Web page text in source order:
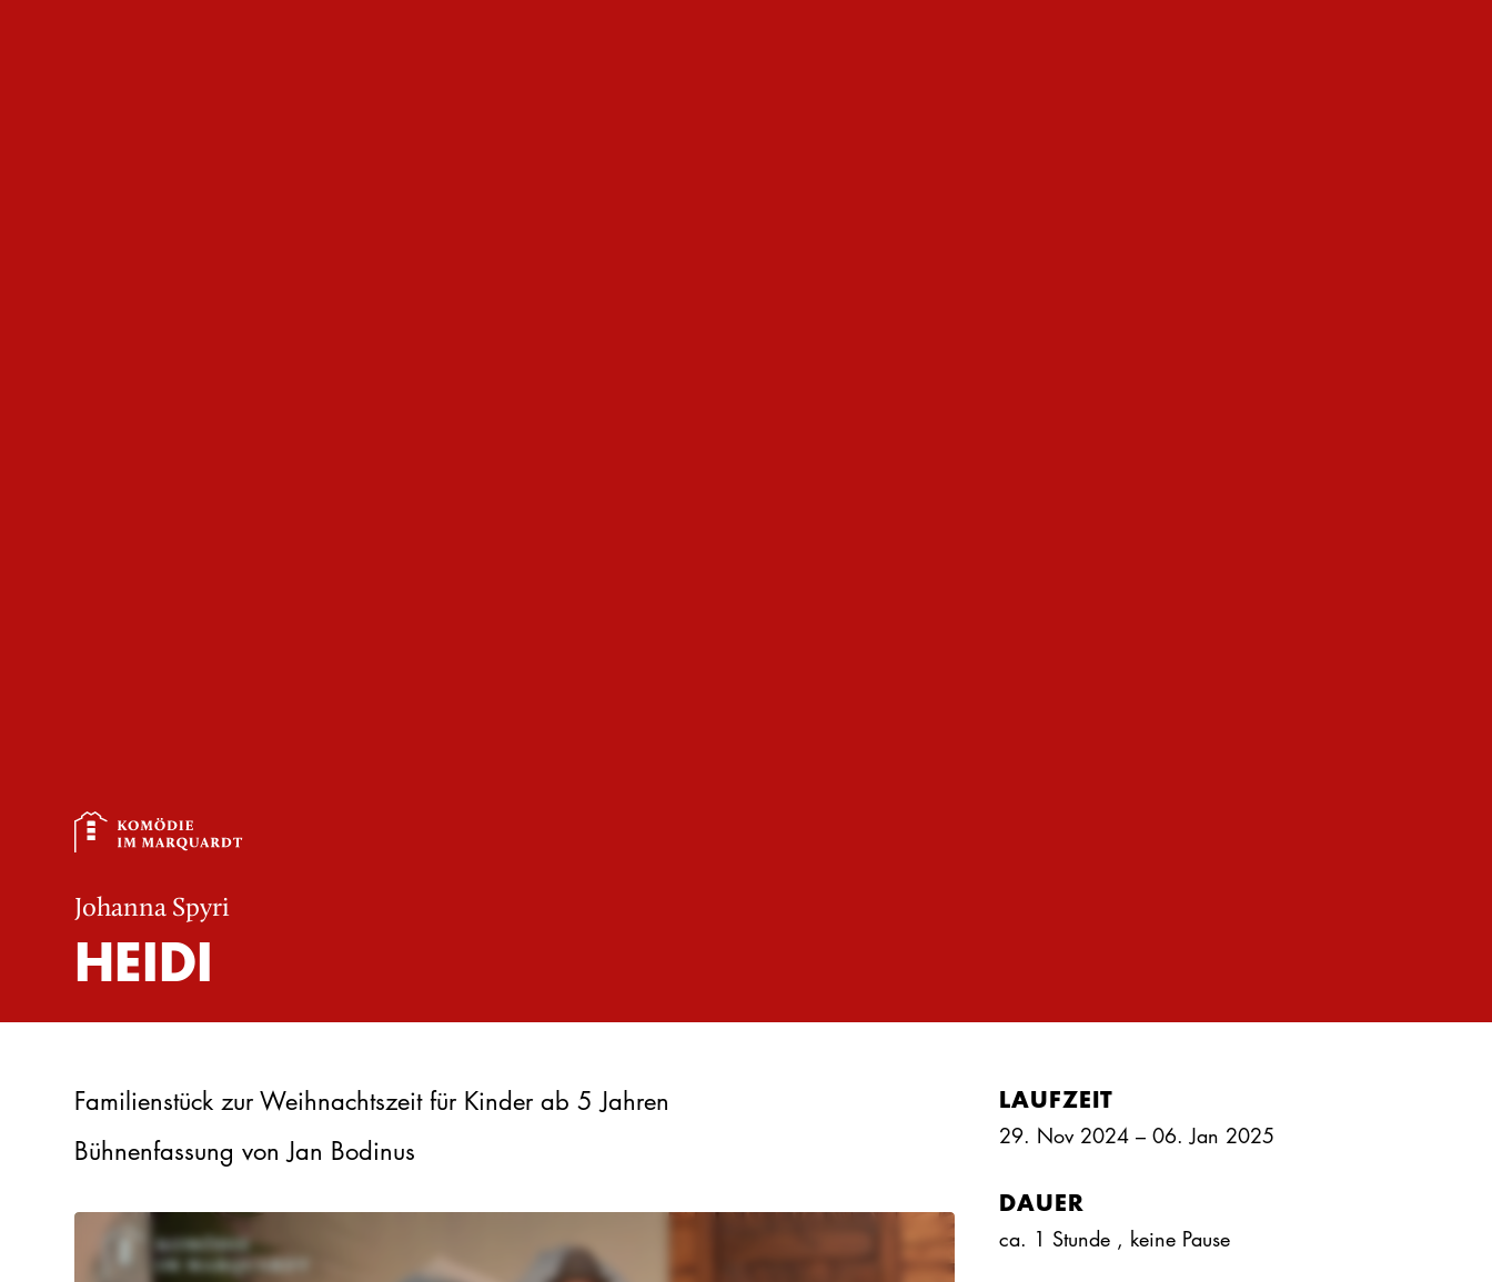
Johanna Spyri
HEIDI
Familienstück zur Weihnachtszeit für Kinder ab 5 Jahren
Bühnenfassung von Jan Bodinus
LAUFZEIT
29. Nov 2024 – 06. Jan 2025
DAUER
ca. 1 Stunde , keine Pause